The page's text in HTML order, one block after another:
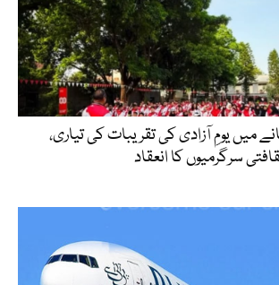
میں یومِ آزادی کی تقریبات کی تیاری،
سرگرمیوں کا انعقاد